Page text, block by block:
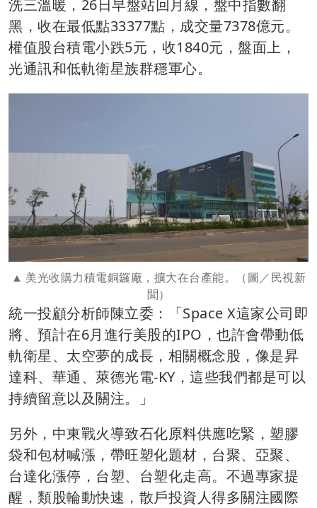
洗三溫暖，26日早盤站回月線，盤中指數翻
黑，收在最低點33377點，成交量7378億元。
權值股台積電小跌5元，收1840元，盤面上，
光通訊和低軌衛星族群穩軍心。
美光收購力積電銅鑼廠，擴大在台產能。（圖／民視新
聞）
統一投顧分析師陳立委：「Space X這家公司即
將、預計在6月進行美股的IPO，也許會帶動低
軌衛星、太空夢的成長，相關概念股，像是昇
達科、華通、萊德光電-KY，這些我們都是可以
持續留意以及關注。」
另外，中東戰火導致石化原料供應吃緊，塑膠
袋和包材喊漲，帶旺塑化題材，台聚、亞聚、
台達化漲停，台塑、台塑化走高。不過專家提
醒，類股輪動快速，散戶投資人得多關注國際